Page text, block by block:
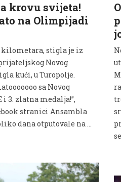
krovu svijeta!
na Olimpijadi
kilometara, stigla je iz
Novog
kući, u Turopolje.
sa Novog
3. zlatna medalja!”,
stranici Ansambla
dana otputovale na …